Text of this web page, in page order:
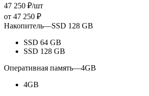
47 250 ₽/шт
от 47 250 ₽
Накопитель—SSD 128 GB
SSD 64 GB
SSD 128 GB
Оперативная память—4GB
4GB